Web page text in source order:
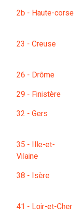
2b - Haute-corse
23 - Creuse
26 - Drôme
29 - Finistère
32 - Gers
35 - Ille-et-
Vilaine
38 - Isère
41 - Loir-et-Cher